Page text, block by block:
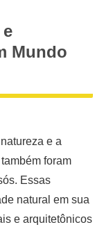
Mundo
e a
foram
Essas
natural em sua
e arquitetônicos